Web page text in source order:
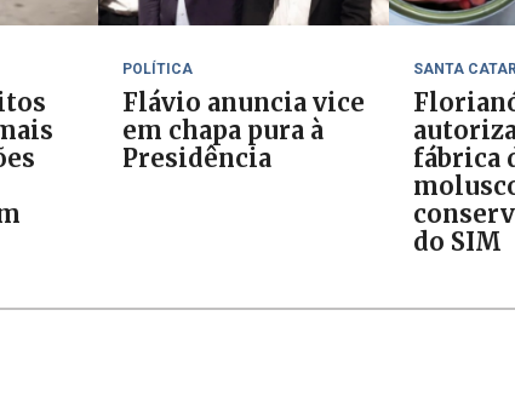
POLÍTICA
Flávio anuncia vice
em chapa pura à
Presidência
SANTA
fábrica
do SIM